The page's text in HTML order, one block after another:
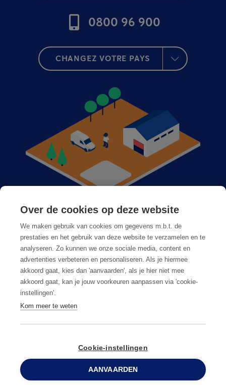
0800 96 900
CHANGEZ VOTRE PAYS
Anticimex dans votre région
Postes vacants
Foire aux questions
Conditions générales Privacy & cookies
© Copyright2026Anticimex
0800 96 900
Over de cookies op deze website
We maken gebruik van cookies om gegevens m.b.t. de
prestaties en het gebruik van deze website te verzamelen en te
analyseren. Zo kunnen we onze sociale media, content en
advertenties verbeteren en personaliseren. Als je hiermee
akkoord gaat, kies dan 'aanvaarden', als je hier niet mee
akkoord gaat, kan je jouw voorkeuren aanpassen via 'cookie-
instellingen'.
Kom meer te weten
Cookie-instellingen
AANVAARDEN